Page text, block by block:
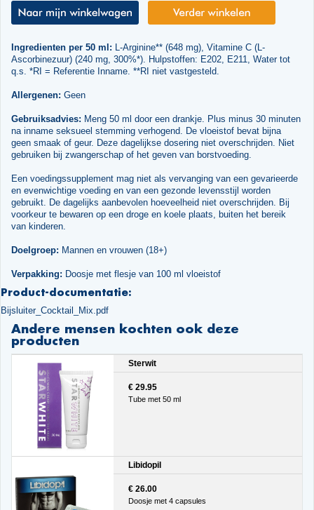
Ingredienten per 50 ml: L-Arginine** (648 mg), Vitamine C (L-
Ascorbinezuur) (240 mg, 300%*). Hulpstoffen: E202, E211, Water tot
q.s. *RI = Referentie Inname. **RI niet vastgesteld.
Allergenen: Geen
Gebruiksadvies: Meng 50 ml door een drankje. Plus minus 30 minuten
na inname seksueel stemming verhogend. De vloeistof bevat bijna
geen smaak of geur. Deze dagelijkse dosering niet overschrijden. Niet
gebruiken bij zwangerschap of het geven van borstvoeding.
Een voedingssupplement mag niet als vervanging van een gevarieerde
en evenwichtige voeding en van een gezonde levensstijl worden
gebruikt. De dagelijks aanbevolen hoeveelheid niet overschrijden. Bij
voorkeur te bewaren op een droge en koele plaats, buiten het bereik
van kinderen.
Doelgroep: Mannen en vrouwen (18+)
Verpakking: Doosje met flesje van 100 ml vloeistof
Product-documentatie:
Bijsluiter_Cocktail_Mix.pdf
Andere mensen kochten ook deze
producten
Sterwit
€ 29.95
Tube met 50 ml
Libidopil
€ 26.00
Doosje met 4 capsules